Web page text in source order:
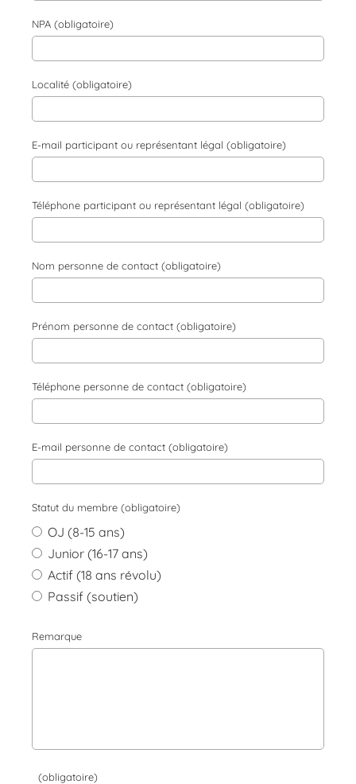
NPA (obligatoire)
Localité (obligatoire)
E-mail participant ou représentant légal (obligatoire)
Téléphone participant ou représentant légal (obligatoire)
Nom personne de contact (obligatoire)
Prénom personne de contact (obligatoire)
Téléphone personne de contact (obligatoire)
E-mail personne de contact (obligatoire)
Statut du membre (obligatoire)
OJ (8-15 ans)
Junior (16-17 ans)
Actif (18 ans révolu)
Passif (soutien)
Remarque
(obligatoire)